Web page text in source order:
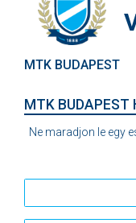
MTK BUDAPEST
MTK BUDAPEST
Ne maradjon le egy